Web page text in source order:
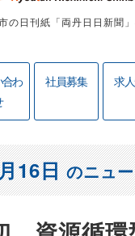
の日刊紙「両丹日日新聞
合わ
社員募集 求
16日のニュ